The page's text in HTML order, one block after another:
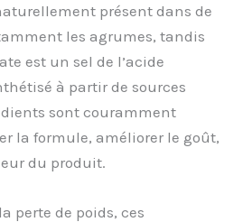
présent dans de
les agrumes, tandis
est un sel de l’acide
à partir de sources
sont couramment
la formule, améliorer le goût,
du produit.
perte de poids, ces